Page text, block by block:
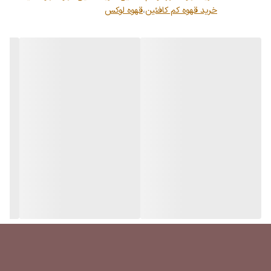
فروتی واضح + شیرینی واقعی + کرمای پرتراکم + بادی جذاب.
خرید قهوه کم کافئین،قهوه لوکس